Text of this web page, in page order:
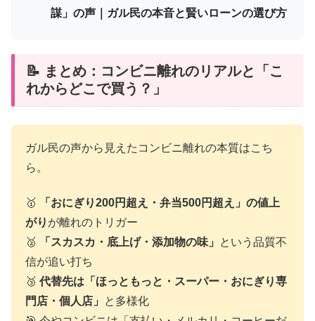
謀」の声｜ガル民の本音と賢いローンの選び方
📝 まとめ：コンビニ離れのリアルと「こ
れからどこで買う？」
ガル民の声から見えたコンビニ離れの本質はこち
ら。
🥇
「おにぎり200円超え・弁当500円超え」の値上
がり が離れのトリガー
🥈
「スカスカ・底上げ・添加物の味」
という品質不
信が追い打ち
🥉 代替先は「ほっともっと・スーパー・おにぎり専
門店・個人店」
と多様化